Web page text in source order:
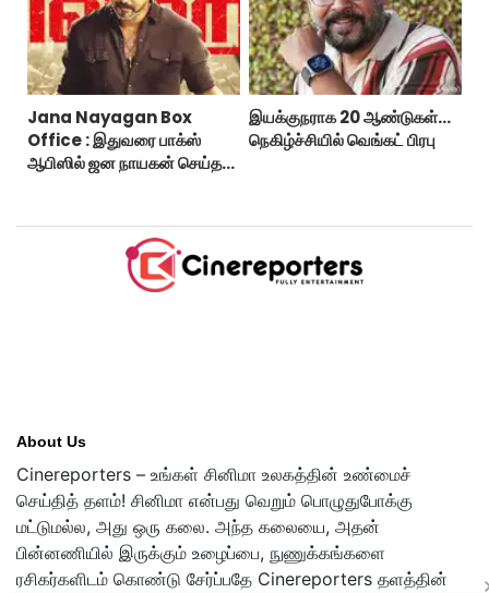
Jana Nayagan Box
Office : இதுவரை பாக்ஸ்
ஆபிஸில் ஜன நாயகன் செய்த
இயக்குநராக 20 ஆண்டுகள்...
நெகிழ்ச்சியில் வெங்கட் பிரபு
About Us
Cinereporters – உங்கள் சினிமா உலகத்தின் உண்மைச்
செய்தித் தளம்! சினிமா என்பது வெறும் பொழுதுபோக்கு
மட்டுமல்ல, அது ஒரு கலை. அந்த கலையை, அதன்
பின்னணியில் இருக்கும் உழைப்பை, நுணுக்கங்களை
ரசிகர்களிடம் கொண்டு சேர்ப்பதே Cinereporters தளத்தின்